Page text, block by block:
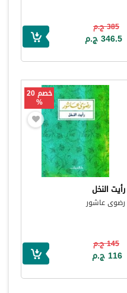
385 ج.م
346.5 ج.م
خصم 20
%
رأيت النخل
رضوى عاشور
145 ج.م
116 ج.م